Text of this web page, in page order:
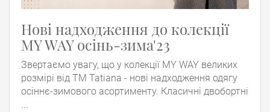
Нові надходження до колекції
MY WAY осінь-зима'23
Звертаємо увагу, що у колекції MY WAY великих
розмірі від ТМ Tatiana - нові надходження одягу
осіннє-зимового асортименту. Класичні двобортні
...